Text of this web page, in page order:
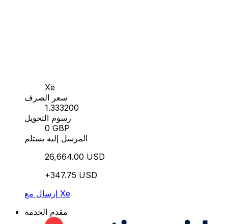
Xe
سعر الصرف
1.333200
رسوم التحويل
0 GBP
المرسل إليه يستلم
26,664.00 USD
+347.75 USD
إرسال مع Xe
مقدم الخدمة